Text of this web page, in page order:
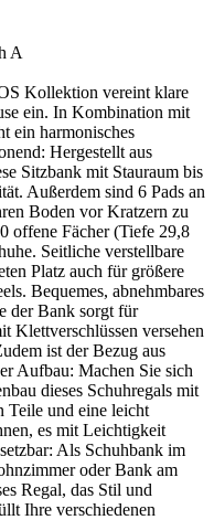
A
Kollektion vereint klare
ein. In Kombination mit
ein harmonisches
Hergestellt aus
Sitzbank mit Stauraum bis
Außerdem sind 6 Pads an
Boden vor Kratzern zu
offene Fächer (Tiefe 29,8
Seitliche verstellbare
Platz auch für größere
Bequemes, abnehmbares
der Bank sorgt für
Klettverschlüssen versehen
ist der Bezug aus
Aufbau: Machen Sie sich
dieses Schuhregals mit
Teile und eine leicht
es mit Leichtigkeit
Als Schuhbank im
oder Bank am
Regal, das Stil und
Ihre verschiedenen